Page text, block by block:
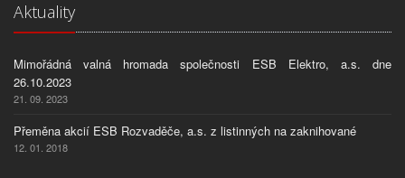
Aktuality
Mimořádná valná hromada společnosti ESB Elektro, a.s. dne
26.10.2023
21. 09. 2023
Přeměna akcií ESB Rozvaděče, a.s. z listinných na zaknihované
12. 01. 2018